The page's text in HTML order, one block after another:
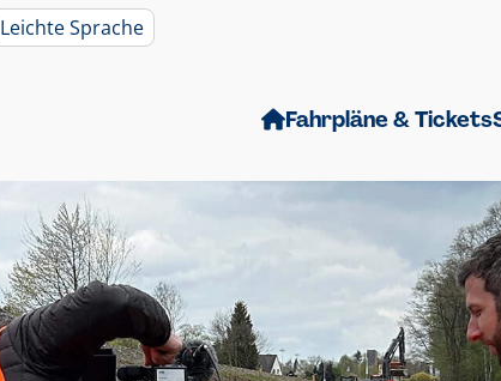
Leichte Sprache
Fahrpläne & Tickets